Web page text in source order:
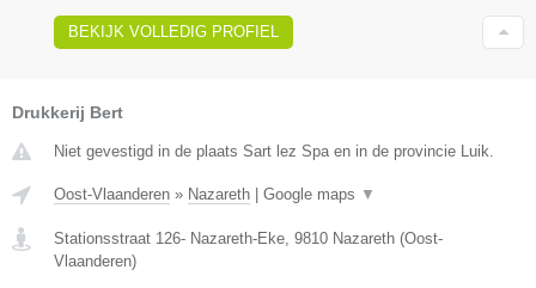
BEKIJK VOLLEDIG PROFIEL
Drukkerij Bert
Niet gevestigd in de plaats Sart lez Spa en in de provincie Luik.
Oost-Vlaanderen » Nazareth | Google maps ▼
Stationsstraat 126- Nazareth-Eke 9810 Nazareth (Oost-
Vlaanderen)